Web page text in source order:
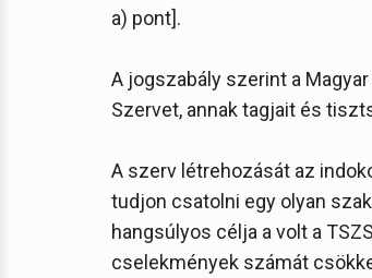
a) pont].
A jogszabály szerint a
Szervet, annak tagjait és
A szerv létrehozását az
tudjon csatolni egy olyan
hangsúlyos célja a volt a
cselekmények számát